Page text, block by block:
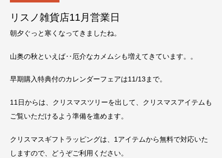
リスノ雑貨店11月営業日
朝夕ぐっと寒くなってきましたね。
山奥の秋といえば‥厄介なカメムシも増えてきています。。
早期購入特典付のカレンダーフェアは11/13まで。
11日からは、クリスマスツリーを出して、クリスマスアイテムも
ご覧いただけるよう準備を進めます。
クリスマスギフトラッピングは、1アイテムから無料で対応いた
しますので、どうぞご利用ください。